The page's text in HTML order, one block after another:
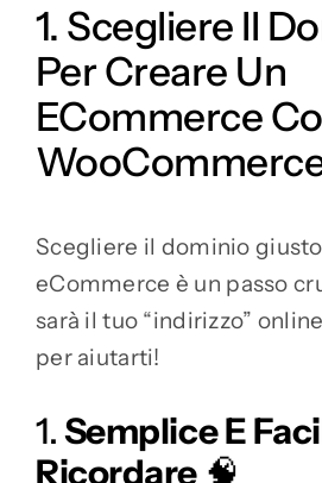
1. Scegliere Il
Per Creare Un
ECommerce
Scegliere il dominio
eCommerce è un passo
sarà il tuo “indirizzo”
per aiutarti!
1.Semplice E
Ricordare🧠